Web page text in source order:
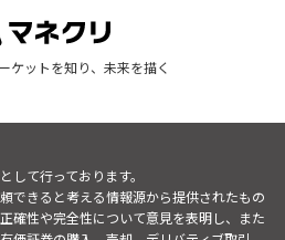
ケットを知り、未来を描く
して行っております。
できると考える情報源から提供されたもの
確性や完全性について意見を表明し、また